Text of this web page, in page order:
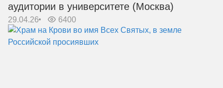
аудитории в университете (Москва)
29.04.26 6400